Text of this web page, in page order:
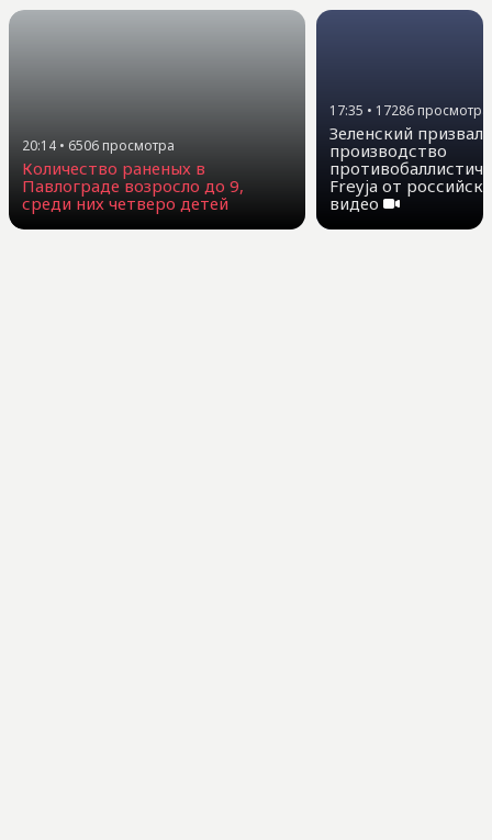
20:14 • 6506 просмотра
Количество раненых в
Павлограде возросло до 9,
среди них четверо детей
17:35 • 17286просмотра
Зеленский
производство
Freyja от
видео